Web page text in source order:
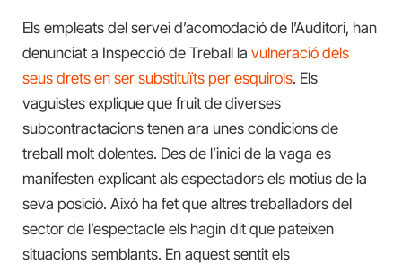
Els empleats del servei d’acomodació de l’Auditori, han
denunciat a Inspecció de Treball la vulneració dels
seus drets en ser substituïts per esquirols. Els
vaguistes explique que fruit de diverses
subcontractacions tenen ara unes condicions de
treball molt dolentes. Des de l’inici de la vaga es
manifesten explicant als espectadors els motius de la
seva posició. Això ha fet que altres treballadors del
sector de l’espectacle els hagin dit que pateixen
situacions semblants. En aquest sentit els